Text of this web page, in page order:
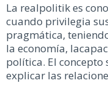
La realpolitik es
cuando privilegia
pragmática,
la economía,
política. El
explicar las